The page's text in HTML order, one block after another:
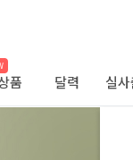
품 달력 실